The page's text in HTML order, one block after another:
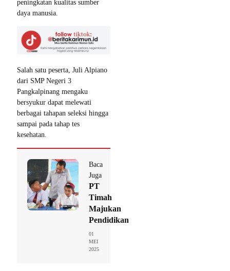
peningkatan kualitas sumber
daya manusia.
Salah satu peserta, Juli Alpiano
dari SMP Negeri 3
Pangkalpinang mengaku
bersyukur dapat melewati
berbagai tahapan seleksi hingga
sampai pada tahap tes
kesehatan.
Baca
Juga
PT
Timah
Majukan
Pendidikan
01
MEI
2025